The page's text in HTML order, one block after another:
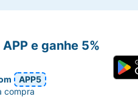
e ganhe 5%
APP5
compra